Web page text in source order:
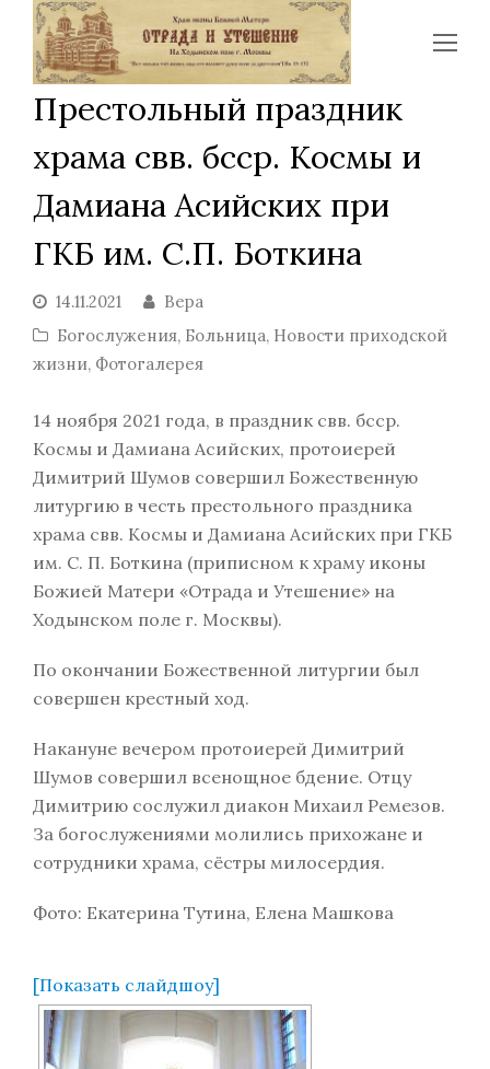
Престольный праздник
храма свв. бсср. Космы и
Дамиана Асийских при
ГКБ им. С.П. Боткина
14.11.2021
Вера
Богослужения, Больница, Новости приходской
жизни, Фотогалерея
14 ноября 2021 года, в праздник свв. бсср.
Космы и Дамиана Асийских, протоиерей
Димитрий Шумов совершил Божественную
литургию в честь престольного праздника
храма свв. Космы и Дамиана Асийских при ГКБ
им. С. П. Боткина (приписном к храму иконы
Божией Матери «Отрада и Утешение» на
Ходынском поле г. Москвы).
По окончании Божественной литургии был
совершен крестный ход.
Накануне вечером протоиерей Димитрий
Шумов совершил всенощное бдение. Отцу
Димитрию сослужил диакон Михаил Ремезов.
За богослужениями молились прихожане и
сотрудники храма, сёстры милосердия.
Фото: Екатерина Тутина, Елена Машкова
[Показать слайдшоу]